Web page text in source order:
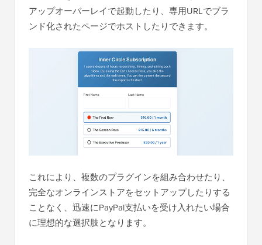
アップオーバーレイで起動したり、専用URLでブラ
ンド化されたページでホストしたりできます。
これにより、複数のプラグインを組み合わせたり、
完全なオンラインストアをセットアップしたりする
ことなく、迅速にPayPal支払いを受け入れたい場合
に理想的な選択肢となります。